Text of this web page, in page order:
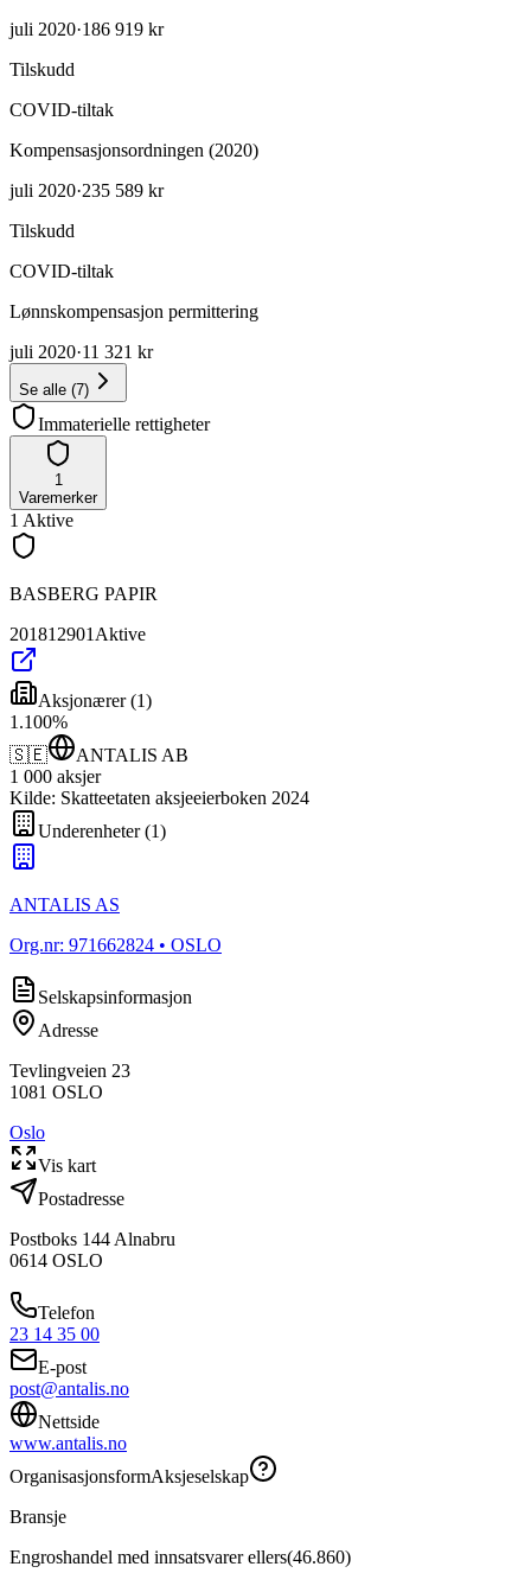
juli 2020·186 919 kr
Tilskudd
COVID-tiltak
Kompensasjonsordningen (2020)
juli 2020·235 589 kr
Tilskudd
COVID-tiltak
Lønnskompensasjon permittering
juli 2020·11 321 kr
Se alle (7)
Immaterielle rettigheter
1
Varemerker
1 Aktive
BASBERG PAPIR
201812901 Aktive
Aksjonærer(1)
1 .100%
🇸🇪
ANTALIS AB
1 000 aksjer
Kilde: Skatteetaten aksjeeierboken 2024
Underenheter(1)
ANTALIS AS
Org.nr: 971662824 • OSLO
Selskapsinformasjon
Adresse
Tevlingveien 23
1081 OSLO
Oslo
Vis kart
Postadresse
Postboks 144 Alnabru
0614 OSLO
Telefon
23 14 35 00
E-post
post@antalis.no
Nettside
www.antalis.no
OrganisasjonsformAksjeselskap
Bransje
Engroshandel med innsatsvarer ellers(46.860)